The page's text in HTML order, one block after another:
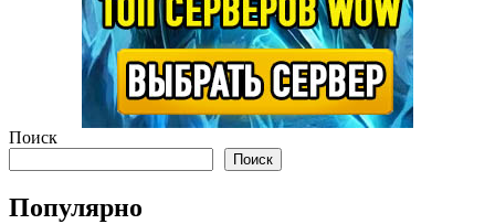
Поиск
Поиск
Популярно